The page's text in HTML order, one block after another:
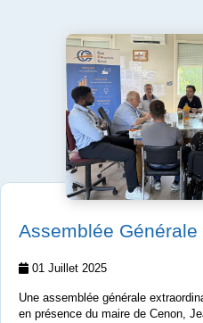
Assemblée
01 Juillet 2025
Une assemblée générale
en présence du maire de Cenon,